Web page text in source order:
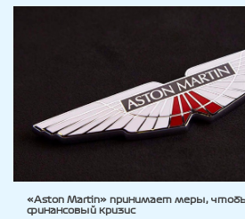
«Aston Martin» принимает меры,
финансовый кризис